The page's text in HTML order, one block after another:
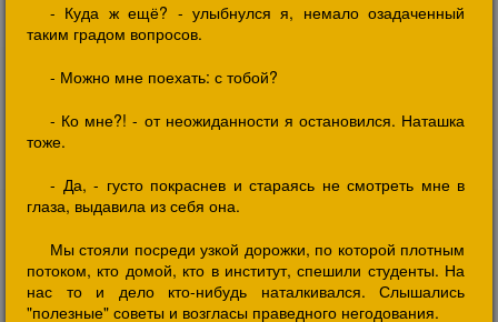
- Куда ж ещё? - улыбнулся я, немало озадаченный
таким градом вопросов.
- Можно мне поехать: с тобой?
- Ко мне?! - от неожиданности я остановился. Наташка
тоже.
- Да, - густо покраснев и стараясь не смотреть мне в
глаза, выдавила из себя она.
Мы стояли посреди узкой дорожки, по которой плотным
потоком, кто домой, кто в институт, спешили студенты. На
нас то и дело кто-нибудь наталкивался. Слышались
"полезные" советы и возгласы праведного негодования.